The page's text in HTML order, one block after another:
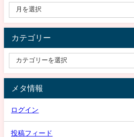
カテゴリー
メタ情報
ログイン
投稿フィード